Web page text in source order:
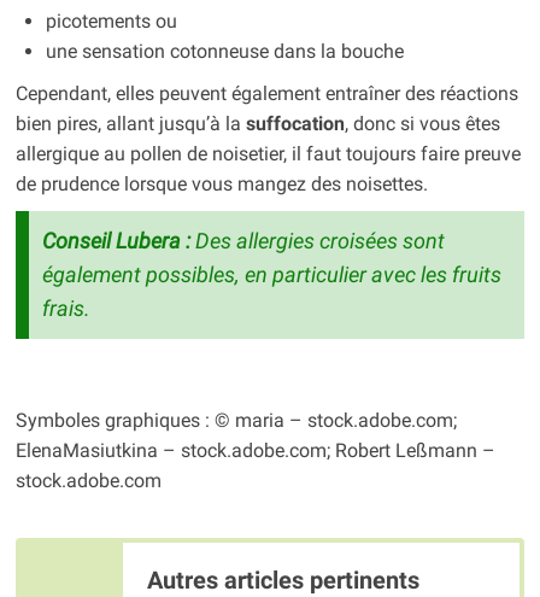
picotements ou
une sensation cotonneuse dans la bouche
Cependant, elles peuvent également entraîner des réactions
bien pires, allant jusqu’à la suffocation, donc si vous êtes
allergique au pollen de noisetier, il faut toujours faire preuve
de prudence lorsque vous mangez des noisettes.
Conseil Lubera :Des allergies croisées sont
également possibles, en particulier avec les fruits
frais.
Symboles graphiques : © maria – stock.adobe.com;
ElenaMasiutkina – stock.adobe.com; Robert Leßmann –
stock.adobe.com
Autres articles pertinents